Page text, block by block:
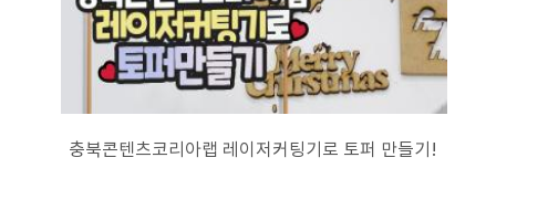
충북콘텐츠코리아랩 레이저커팅기로 토퍼 만들기!